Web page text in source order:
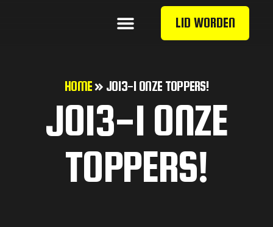
LID WORDEN
HOME» JO13-1 ONZE TOPPERS!
JO13-1 ONZE
TOPPERS!